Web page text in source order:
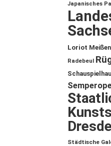
Japanisches
Loriot Meißen
Radebeul
Städtische